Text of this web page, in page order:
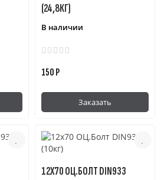
(24,8КГ)
В наличии
150 Р
Заказать
12Х70 ОЦ.БОЛТ DIN933